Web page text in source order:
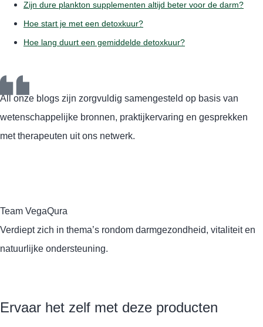
Zijn dure plankton supplementen altijd beter voor de darm?
Hoe start je met een detoxkuur?
Hoe lang duurt een gemiddelde detoxkuur?
All onze blogs zijn zorgvuldig samengesteld op basis van
wetenschappelijke bronnen, praktijkervaring en gesprekken
met therapeuten uit ons netwerk.
Team VegaQura
Verdiept zich in thema’s rondom darmgezondheid, vitaliteit en
natuurlijke ondersteuning.
Ervaar het zelf met deze producten